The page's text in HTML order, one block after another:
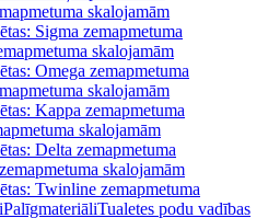
skalojamām
Sigma zemapmetuma
skalojamām
Omega zemapmetuma
skalojamām
Kappa zemapmetuma
skalojamām
Delta zemapmetuma
skalojamām
Twinline zemapmetuma
PalīgmateriāliTualetes podu vadības